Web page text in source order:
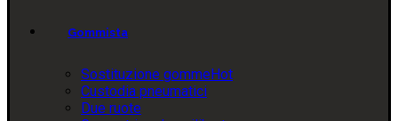
Gommista
Sostituzione gommeHot
Custodia pneumatici
Due ruote